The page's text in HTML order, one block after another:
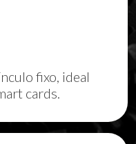
fixo, ideal
cards.